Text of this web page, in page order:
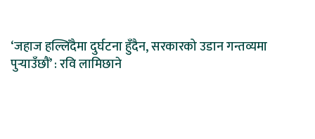
‘जहाज हल्लिँदैमा दुर्घटना हुँदैन, सरकारको उडान गन्तव्यमा
पुर्‍याउँछौं’ : रवि लामिछाने